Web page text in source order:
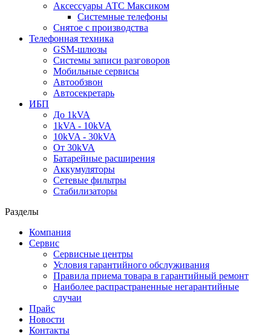
Аксессуары АТС Максиком
Системные телефоны
Снятое с производства
Телефонная техника
GSM-шлюзы
Системы записи разговоров
Мобильные сервисы
Автообзвон
Автосекретарь
ИБП
До 1kVA
1kVA - 10kVA
10kVA - 30kVA
От 30kVA
Батарейные расширения
Аккумуляторы
Сетевые фильтры
Стабилизаторы
Разделы
Компания
Сервис
Сервисные центры
Условия гарантийного обслуживания
Правила приема товара в гарантийный ремонт
Наиболее распрастраненные негарантийные
случаи
Прайс
Новости
Контакты